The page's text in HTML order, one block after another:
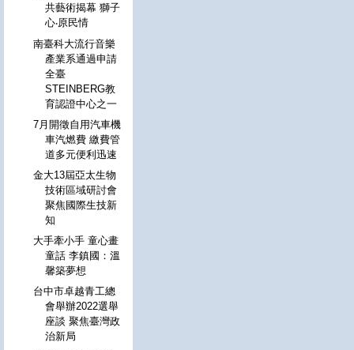
共藝術揭幕 獅子
心‧原民情
南臺科大流行音樂
產業系通過申請
全臺
STEINBERG教
育認證中心之一
7月開徵自用汽車機
車汽燃費 繳費管
道多元便利迅速
金大13屆亞太生物
技術區域研討會
聚焦國際生技新
知
大手牽小手 童心畫
童話 李鎮國：溫
馨築夢想
台中市卓越青工總
會舉辦2022選舉
座談 聚焦臺灣政
治新局